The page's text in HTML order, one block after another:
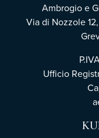
Ambrogio e
Via di Nozzole
Ufficio